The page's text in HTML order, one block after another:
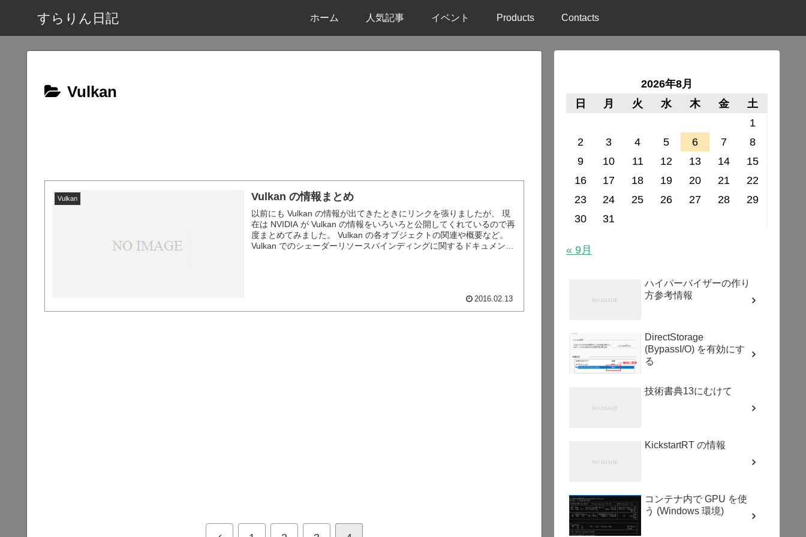
すらりん日記 ホーム 人気記事 イベント Products Contacts
Vulkan
Vulkan Vulkan の情報まとめ
以前にも Vulkan の情報が出てきたときにリンクを張りましたが、 現
在は NVIDIA が Vulkan の情報をいろいろと公開してくれているので再
度まとめてみました。 Vulkan の各オブジェクトの関連や概要など。
Vulkan でのシェーダーリソースバインディングに関するドキュメント
2016.02.13
2026年8月
日
月 火 水 木 金
土
1
2
3 4 5 6 7
8
9
10 11 12 13 14
15
16
17 18 19 20 21
22
23
24 25 26 27 28
29
30
31
« 9月
ハイパーバイザーの作り
方参考情報
DirectStorage
(BypassI/O) を有効にす
る
技術書典13にむけて
KickstartRT の情報
コンテナ内で GPU を使
う (Windows 環境)